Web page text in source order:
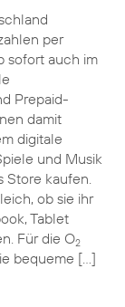
per
sofort auch im
Prepaid-
damit
digitale
und Musik
Store kaufen.
ob sie ihr
Tablet
Für die O2
bequeme […]